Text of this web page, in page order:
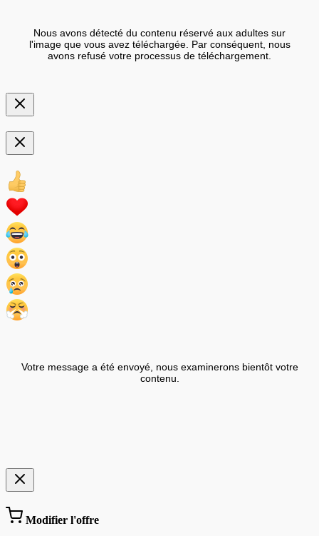
Nous avons détecté du contenu réservé aux adultes sur
l'image que vous avez téléchargée. Par conséquent, nous
avons refusé votre processus de téléchargement.
Votre message a été envoyé, nous examinerons bientôt votre
contenu.
Modifier l'offre